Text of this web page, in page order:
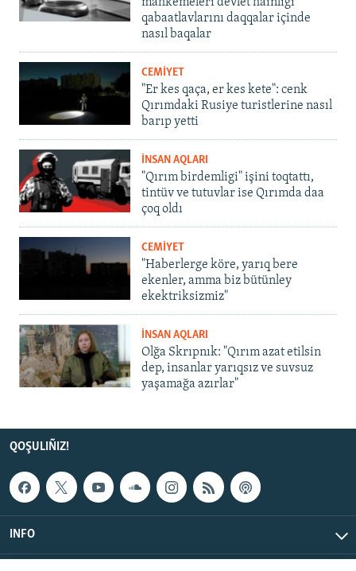
mahkemeleri devlet hainligi
qabaatlavlarını daqqalar içinde
nasıl baqalar
CEMİYET
"Er kes qaça, er kes kete": cenk
Qırımdaki Rusiye turistlerine nasıl
barıp yetti
İNSAN AQLARI
"Qırım birdemligi" işini toqtattı,
tintüv ve tutuvlar ise Qırımda daa
çoq oldı
CEMİYET
"Haberlerge köre, yarıq bere
ekenler, amma biz bütünley
ekektriksizmiz"
İNSAN AQLARI
Olğa Skrıpnık: "Qırım azat etilsin
dep, insanlar yarıqsız ve suvsuz
yaşamağa azırlar"
QOŞULIÑIZ!
INFO